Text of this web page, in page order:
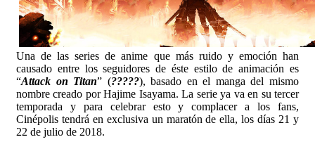
Una de las series de anime que más ruido y emoción han
causado entre los seguidores de éste estilo de animación es
“Attack on Titan” (?????), basado en el manga del mismo
nombre creado por Hajime Isayama. La serie ya va en su tercer
temporada y para celebrar esto y complacer a los fans,
Cinépolis tendrá en exclusiva un maratón de ella, los días 21 y
22 de julio de 2018.